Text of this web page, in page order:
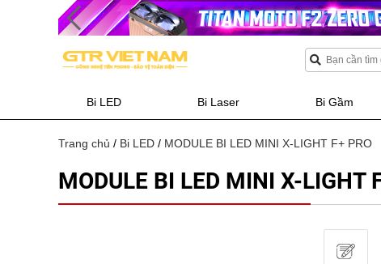
Bi LED Bi Laser Bi Gầm
Trang chủ / Bi LED / MODULE BI LED MINI X-LIGHT F+ PRO
MODULE BI LED MINI X-LIGHT